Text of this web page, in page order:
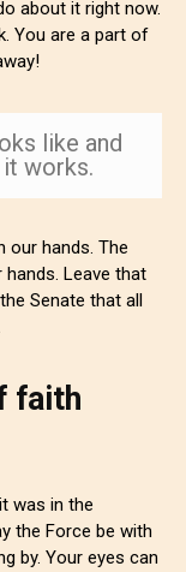
about it right now.
You are a part of
like and
works.
our hands. The
Leave that
Senate that all
faith
was in the
the Force be with
by. Your eyes can